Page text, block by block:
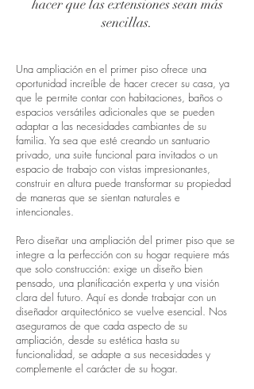
hacer que las extensiones sean más
sencillas.
Una ampliación en el primer piso ofrece una
oportunidad increíble de hacer crecer su casa, ya
que le permite contar con habitaciones, baños o
espacios versátiles adicionales que se pueden
adaptar a las necesidades cambiantes de su
familia. Ya sea que esté creando un santuario
privado, una suite funcional para invitados o un
espacio de trabajo con vistas impresionantes,
construir en altura puede transformar su propiedad
de maneras que se sientan naturales e
intencionales.
Pero diseñar una ampliación del primer piso que se
integre a la perfección con su hogar requiere más
que solo construcción: exige un diseño bien
pensado, una planificación experta y una visión
clara del futuro. Aquí es donde trabajar con un
diseñador arquitectónico se vuelve esencial. Nos
aseguramos de que cada aspecto de su
ampliación, desde su estética hasta su
funcionalidad, se adapte a sus necesidades y
complemente el carácter de su hogar.